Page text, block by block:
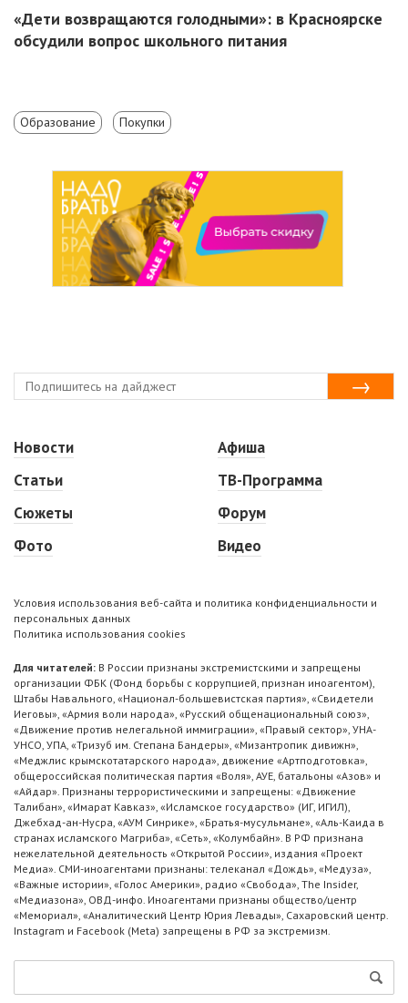
«Дети возвращаются голодными»: в Красноярске
обсудили вопрос школьного питания
Образование Покупки
Новости
Статьи
Сюжеты
Фото
Афиша
ТВ-Программа
Форум
Видео
Условия использования веб-сайта и политика конфиденциальности и
персональных данных
Политика использования cookies
Для читателей: В России признаны экстремистскими и запрещены
организации ФБК (Фонд борьбы с коррупцией, признан иноагентом),
Штабы Навального, «Национал-большевистская партия», «Свидетели
Иеговы», «Армия воли народа», «Русский общенациональный союз»,
«Движение против нелегальной иммиграции», «Правый сектор», УНА-
УНСО, УПА, «Тризуб им. Степана Бандеры», «Мизантропик дивижн»,
«Меджлис крымскотатарского народа», движение «Артподготовка»,
общероссийская политическая партия «Воля», АУЕ, батальоны «Азов» и
«Айдар». Признаны террористическими и запрещены: «Движение
Талибан», «Имарат Кавказ», «Исламское государство» (ИГ, ИГИЛ),
Джебхад-ан-Нусра, «АУМ Синрике», «Братья-мусульмане», «Аль-Каида в
странах исламского Магриба», «Сеть», «Колумбайн». В РФ признана
нежелательной деятельность «Открытой России», издания «Проект
Медиа». СМИ-иноагентами признаны: телеканал «Дождь», «Медуза»,
«Важные истории», «Голос Америки», радио «Свобода», The Insider,
«Медиазона», ОВД-инфо. Иноагентами признаны общество/центр
«Мемориал», «Аналитический Центр Юрия Левады», Сахаровский центр.
Instagram и Facebook (Metа) запрещены в РФ за экстремизм.